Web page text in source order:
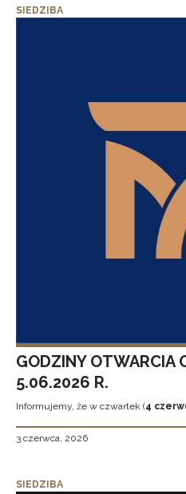
SIEDZIBA
GODZINY OTWARCIA
5.06.2026 R.
Informujemy, że w czwartek (4
3 czerwca, 2026
SIEDZIBA